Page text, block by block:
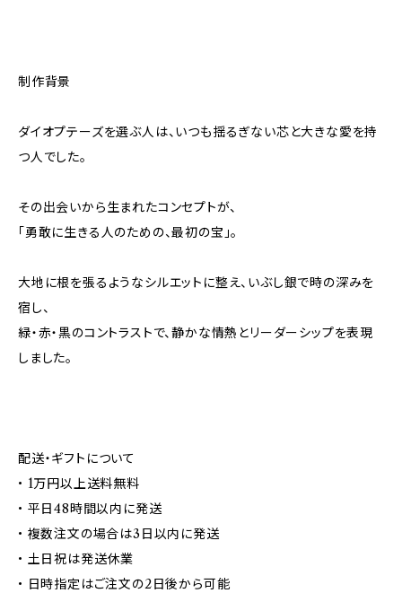
制作背景
ダイオプテーズを選ぶ人は、いつも揺るぎない芯と大きな愛を持
つ人でした。
その出会いから生まれたコンセプトが、
「勇敢に生きる人のための、最初の宝」。
大地に根を張るようなシルエットに整え、いぶし銀で時の深みを
宿し、
緑・赤・黒のコントラストで、静かな情熱とリーダーシップを表現
しました。
配送・ギフトについて
• 1万円以上送料無料
• 平日48時間以内に発送
• 複数注文の場合は3日以内に発送
• 土日祝は発送休業
• 日時指定はご注文の2日後から可能